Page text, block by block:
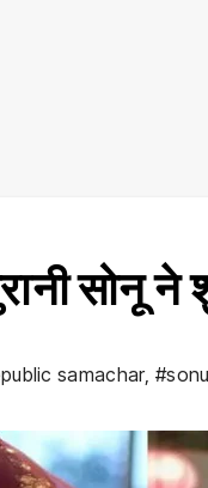
सोनू
samachar,#sonu